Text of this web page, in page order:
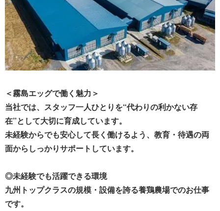
＜霧島エッグで働く魅力＞
当社では、スタッフ一人ひとりを“代わりの利かない存
在”として大切に育成しています。
未経験からでも安心して長く働けるよう、教育・待遇の両
面からしっかりサポートしています。
◎未経験でも活躍できる環境
九州トップクラスの規模・設備を誇る養鶏農場でのお仕事
です。